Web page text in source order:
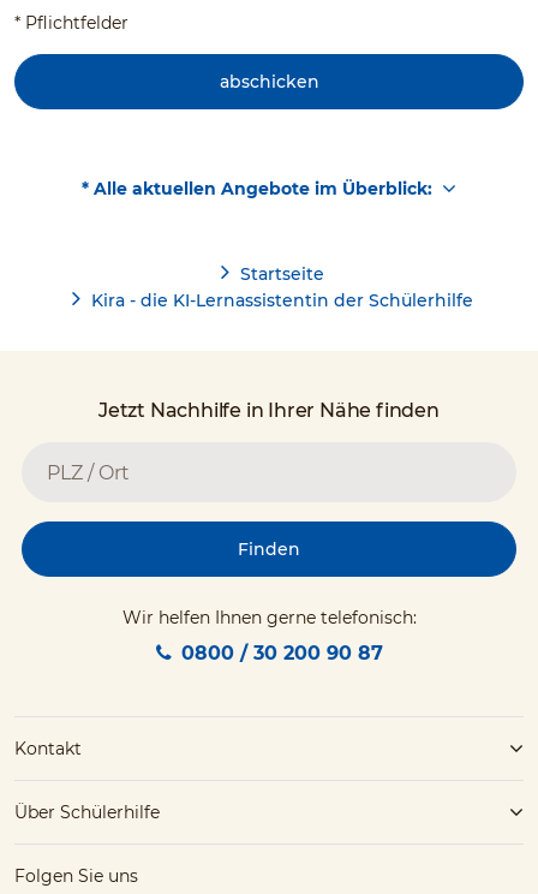
* Pflichtfelder
abschicken
* Alle aktuellen Angebote im Überblick:
Startseite
Kira - die KI-Lernassistentin der Schülerhilfe
Jetzt Nachhilfe in Ihrer Nähe finden
Finden
Wir helfen Ihnen gerne telefonisch:
0800 / 30 200 90 87
Kontakt
Über Schülerhilfe
Folgen Sie uns